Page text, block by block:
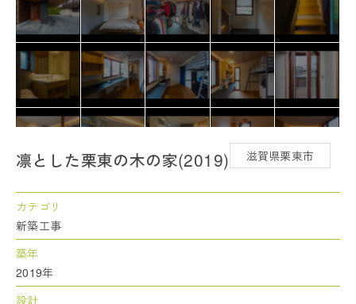
凛とした栗東の木の家 2019 滋賀県栗東市
カテゴリ
新築工事
築年
2019年
設計